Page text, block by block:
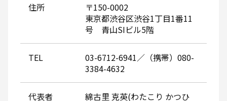
住所
〒150-0002
東京都渋谷区渋谷1丁目1番11
号 青山SIビル5階
TEL
03-6712-6941／（携帯）080-
3384-4632
代表者
綿古里 克英(わたこり かつひ